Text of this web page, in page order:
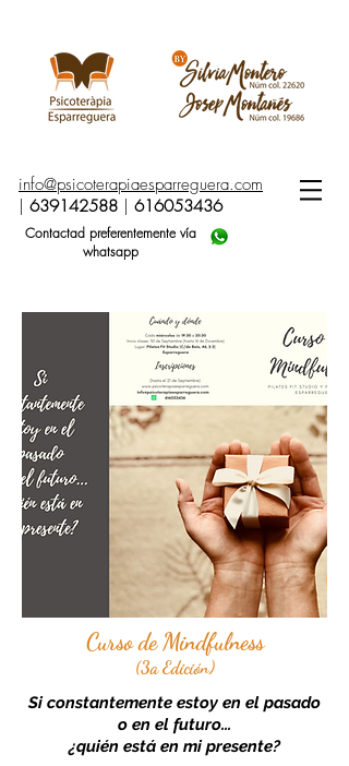
info@psicoterapiaesparreguera.com
639142588 616053436
Contactad preferentemente vía
whatsapp
Curso de Mindfulness
(3a Edición)
Si constantemente estoy en el pasado
o en el futuro...
¿quién está en mi presente?